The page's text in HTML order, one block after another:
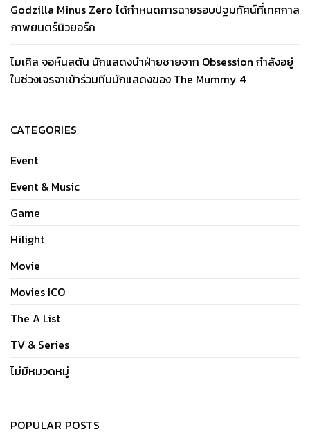
Godzilla Minus Zero ได้กำหนดการฉายรอบปฐมทัศน์ที่เทศกาล
ภาพยนตร์นิวยอร์ก
ไมเคิล จอห์นสตัน นักแสดงนำฝ่ายชายจาก Obsession กำลังอยู่
ในช่วงเจรจาเข้าร่วมทีมนักแสดงของ The Mummy 4
CATEGORIES
Event
Event & Music
Game
Hilight
Movie
Movies ICO
The A List
TV & Series
ไม่มีหมวดหมู่
POPULAR POSTS